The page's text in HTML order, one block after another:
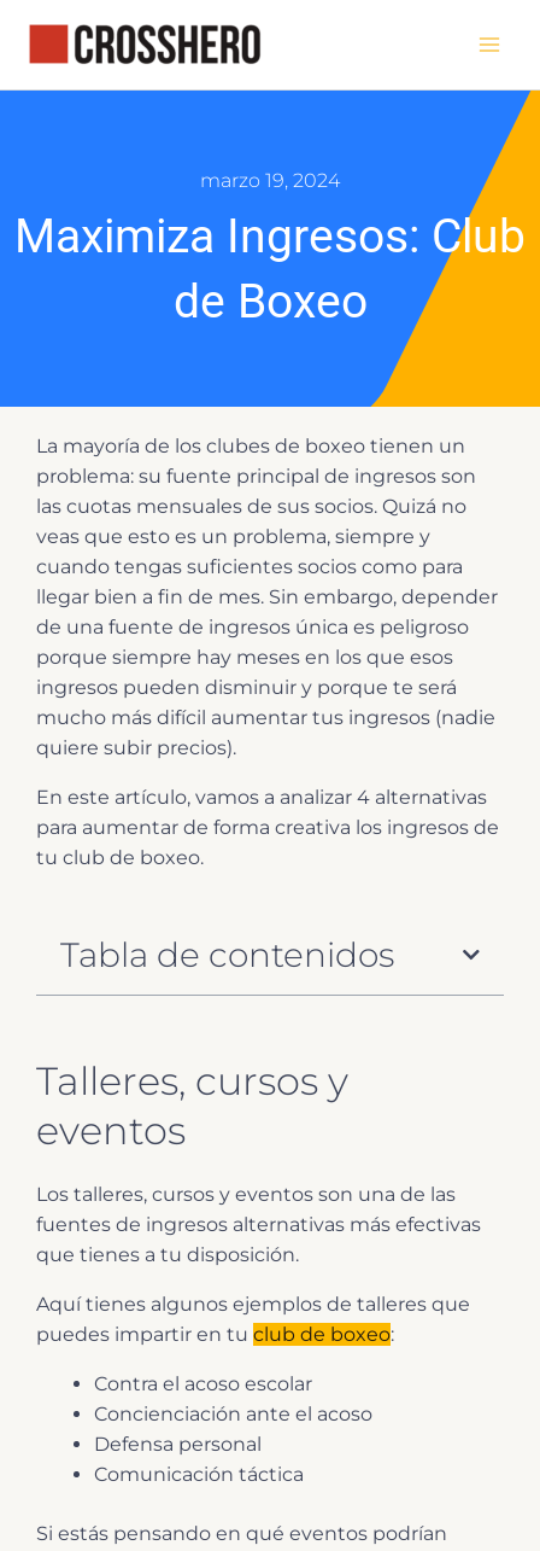
contenido
marzo 19, 2024
Maximiza Ingresos: Club
de Boxeo
La mayoría de los clubes de boxeo tienen un
problema: su fuente principal de ingresos son
las cuotas mensuales de sus socios. Quizá no
veas que esto es un problema, siempre y
cuando tengas suficientes socios como para
llegar bien a fin de mes. Sin embargo, depender
de una fuente de ingresos única es peligroso
porque siempre hay meses en los que esos
ingresos pueden disminuir y porque te será
mucho más difícil aumentar tus ingresos (nadie
quiere subir precios).
En este artículo, vamos a analizar 4 alternativas
para aumentar de forma creativa los ingresos de
tu club de boxeo.
Tabla de contenidos
Talleres, cursos y
eventos
Los talleres, cursos y eventos son una de las
fuentes de ingresos alternativas más efectivas
que tienes a tu disposición.
Aquí tienes algunos ejemplos de talleres que
puedes impartir en tu club de boxeo:
Contra el acoso escolar
Concienciación ante el acoso
Defensa personal
Comunicación táctica
Si estás pensando en qué eventos podrían